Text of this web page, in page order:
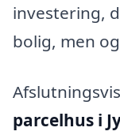
investering,
bolig, men
parcelhus i